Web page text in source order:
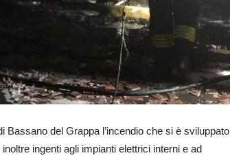
del Grappa l’incendio che si è sviluppato
ingenti agli impianti elettrici interni e ad